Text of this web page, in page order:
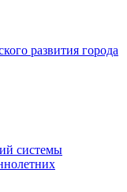
развития города
системы